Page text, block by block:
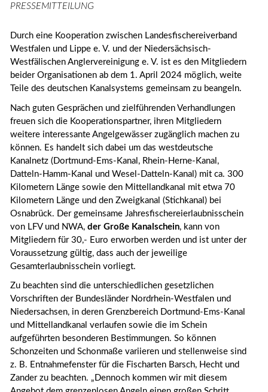
PRESSEMITTEILUNG
Durch eine Kooperation zwischen Landesfischereiverband
Westfalen und Lippe e. V. und der Niedersächsisch-
Westfälischen Anglervereinigung e. V. ist es den Mitgliedern
beider Organisationen ab dem 1. April 2024 möglich, weite
Teile des deutschen Kanalsystems gemeinsam zu beangeln.
Nach guten Gesprächen und zielführenden Verhandlungen
freuen sich die Kooperationspartner, ihren Mitgliedern
weitere interessante Angelgewässer zugänglich machen zu
können. Es handelt sich dabei um das westdeutsche
Kanalnetz (Dortmund-Ems-Kanal, Rhein-Herne-Kanal,
Datteln-Hamm-Kanal und Wesel-Datteln-Kanal) mit ca. 300
Kilometern Länge sowie den Mittellandkanal mit etwa 70
Kilometern Länge und den Zweigkanal (Stichkanal) bei
Osnabrück. Der gemeinsame Jahresfischereierlaubnisschein
von LFV und NWA, der Große Kanalschein, kann von
Mitgliedern für 30,- Euro erworben werden und ist unter der
Voraussetzung gültig, dass auch der jeweilige
Gesamterlaubnisschein vorliegt.
Zu beachten sind die unterschiedlichen gesetzlichen
Vorschriften der Bundesländer Nordrhein-Westfalen und
Niedersachsen, in deren Grenzbereich Dortmund-Ems-Kanal
und Mittellandkanal verlaufen sowie die im Schein
aufgeführten besonderen Bestimmungen. So können
Schonzeiten und Schonmaße variieren und stellenweise sind
z. B. Entnahmefenster für die Fischarten Barsch, Hecht und
Zander zu beachten. „Dennoch kommen wir mit diesem